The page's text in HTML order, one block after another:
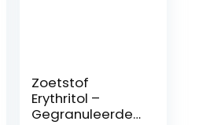
Zoetstof
Erythritol –
Gegranuleerde